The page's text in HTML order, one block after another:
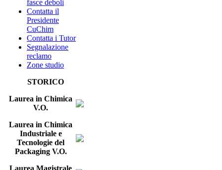
fasce deboli
Contatta il
Presidente
CuChim
Contatta i Tutor
Segnalazione
reclamo
Zone studio
STORICO
Laurea in Chimica
V.O.
Laurea in Chimica
Industriale e
Tecnologie del
Packaging V.O.
Laurea Magistrale